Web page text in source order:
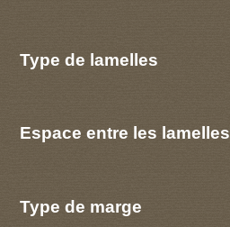
Type de lamelles
Espace entre les lamelles
Type de marge